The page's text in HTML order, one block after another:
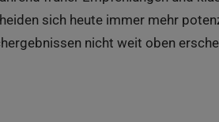
sich heute immer mehr
nicht weit oben